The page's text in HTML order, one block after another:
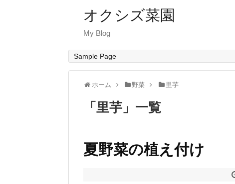
オクシズ菜園
My Blog
Sample Page
ホーム 野菜 里芋
「 里芋 」 一覧
夏野菜の植え付け